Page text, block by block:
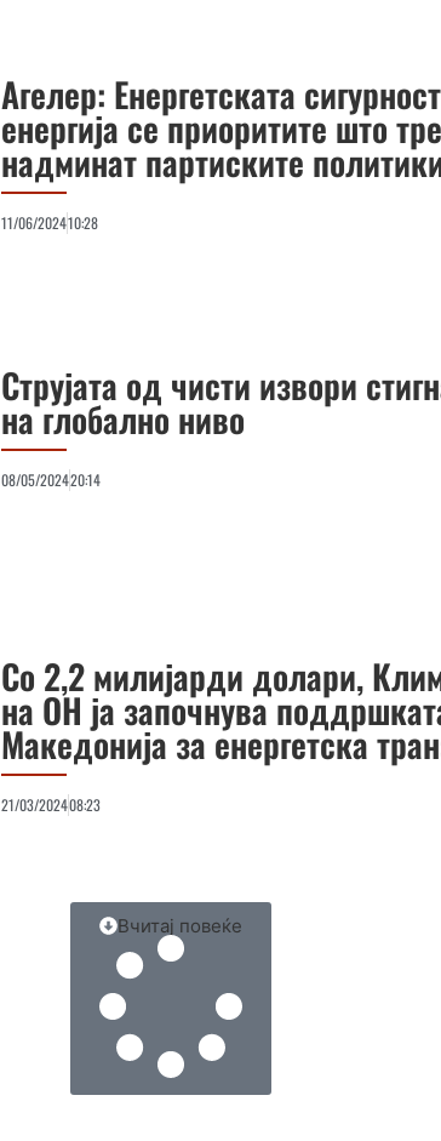
Агелер: Енергетската
енергија се приоритите што
надминат партиските
11/06/202410:28
Струјата од чисти извори
на глобално ниво
08/05/202420:14
Со 2,2 милијарди долари,
на ОН ја започнува
Македонија за енергетска
21/03/202408:23
Вчитај повеќе